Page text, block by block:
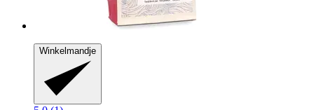
Winkelmandje